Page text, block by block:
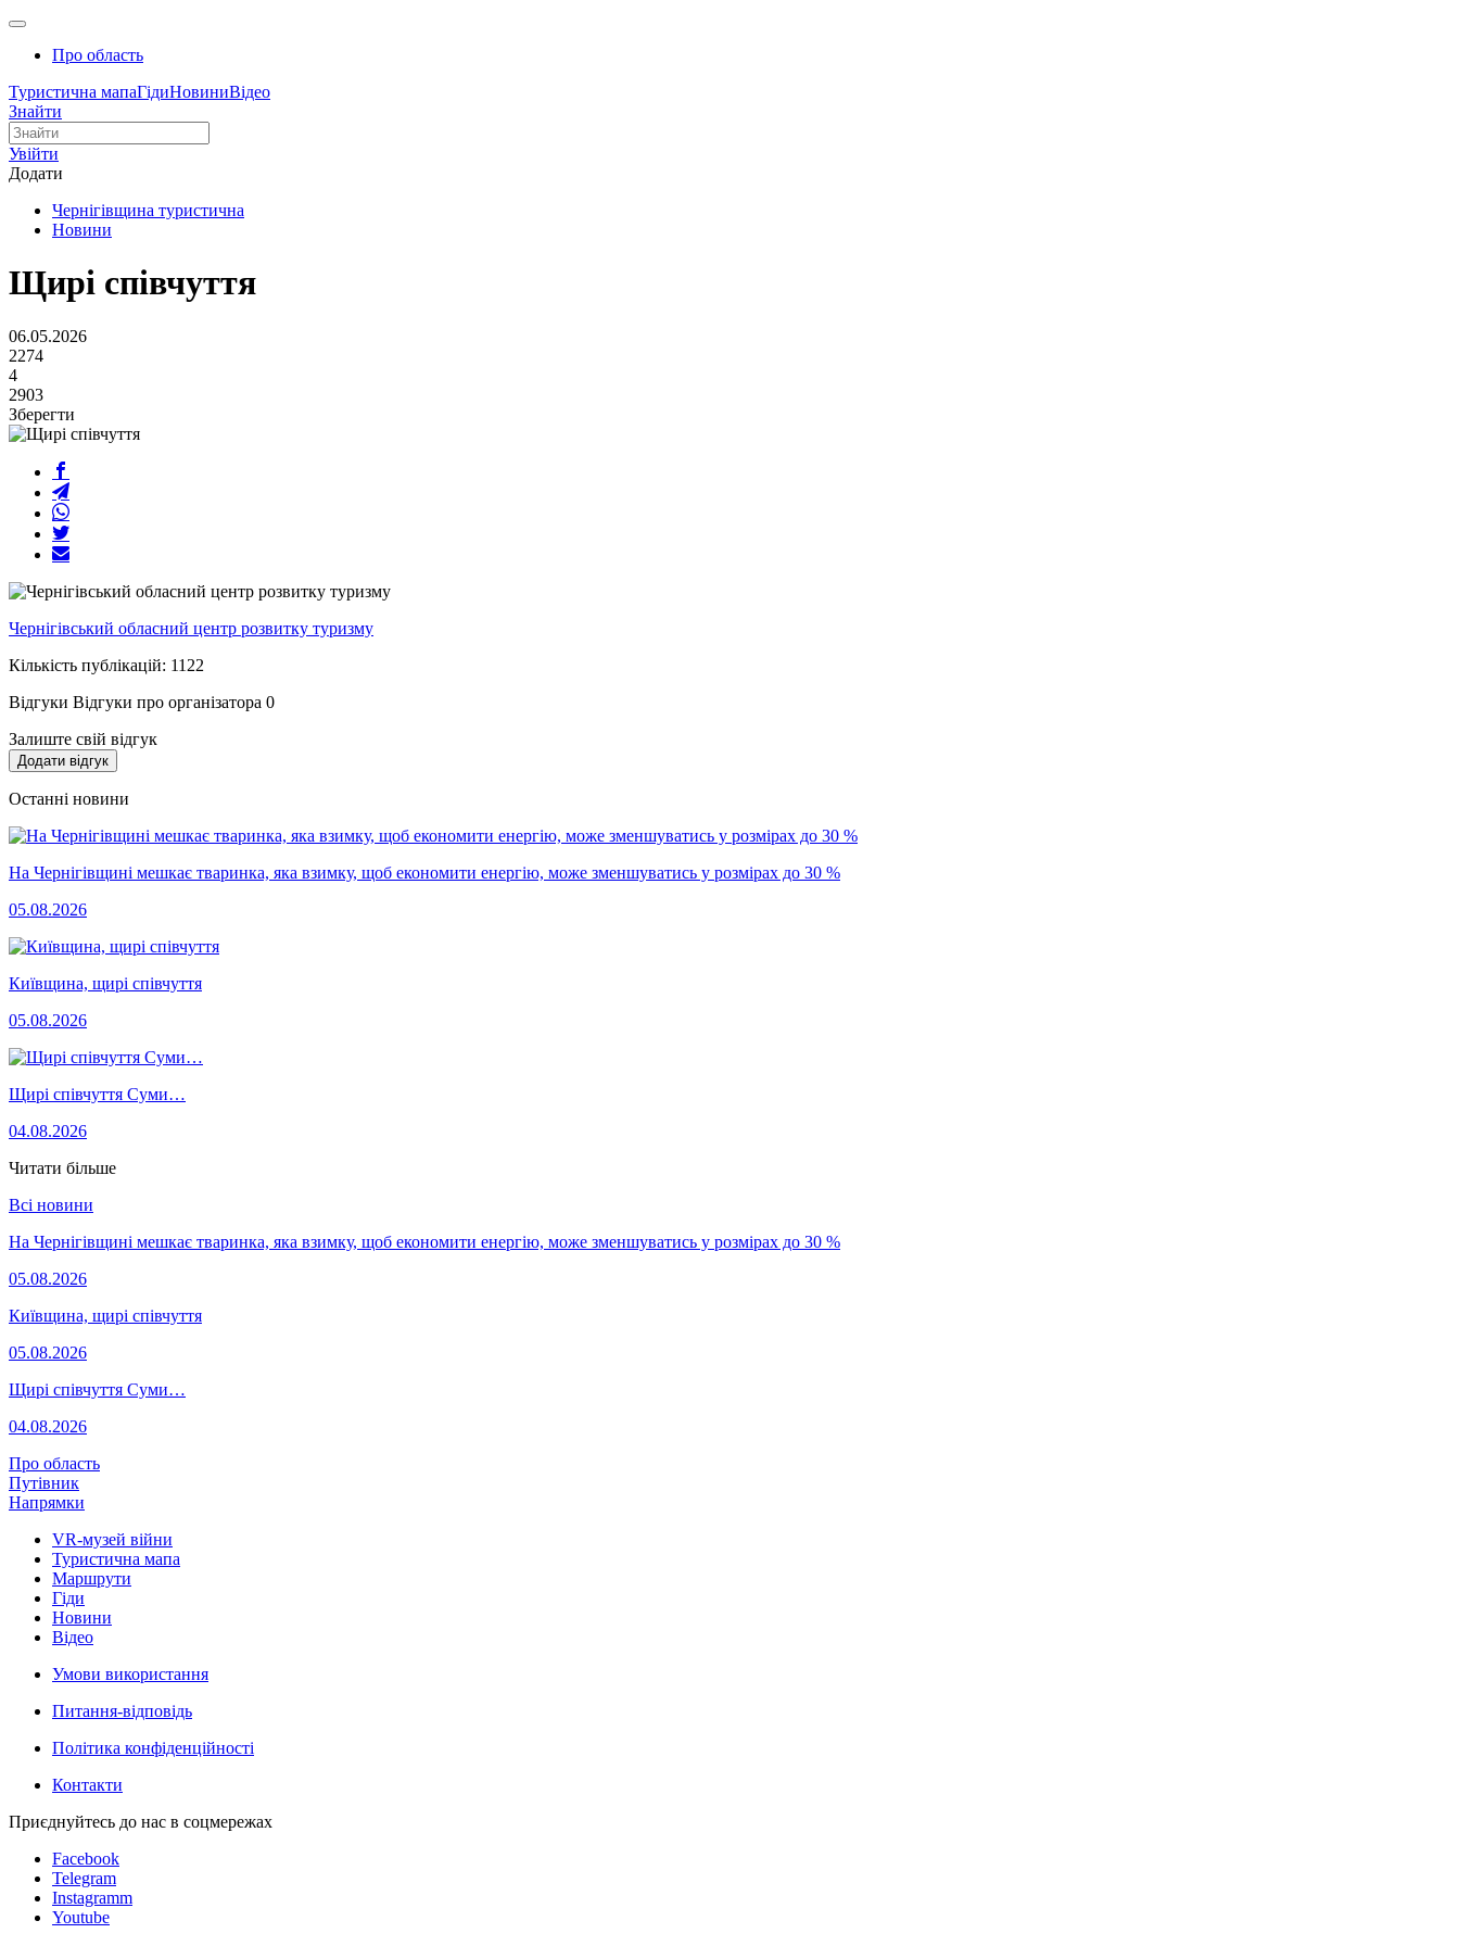
Про область
Туристична мапаГідиНовиниВідео
Знайти
Увійти
Додати
Чернігівщина туристична
Новини
Щирі співчуття
06.05.2026
2274
4
2903
Зберегти
Чернігівський обласний центр розвитку туризму
Кількість публікацій: 1122
Відгуки Відгуки про організатора 0
Залиште свій відгук
Додати відгук
Останні новини
На Чернігівщині мешкає тваринка, яка взимку, щоб економити енергію, може зменшуватись у розмірах до 30 %
05.08.2026
Київщина, щирі співчуття
05.08.2026
Щирі співчуття Суми…
04.08.2026
Читати більше
Всі новини
На Чернігівщині мешкає тваринка, яка взимку, щоб економити енергію, може зменшуватись у розмірах до 30 %
05.08.2026
Київщина, щирі співчуття
05.08.2026
Щирі співчуття Суми…
04.08.2026
Про область
Путівник
Напрямки
VR-музей війни
Туристична мапа
Маршрути
Гіди
Новини
Відео
Умови використання
Питання-відповідь
Політика конфіденційності
Контакти
Приєднуйтесь до нас в соцмережах
Facebook
Telegram
Instagramm
Youtube